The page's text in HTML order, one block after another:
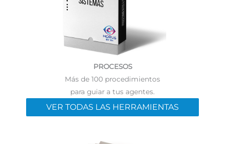
PROCESOS
Más de 100 procedimientos
para guiar a tus agentes.
VER TODAS LAS HERRAMIENTAS